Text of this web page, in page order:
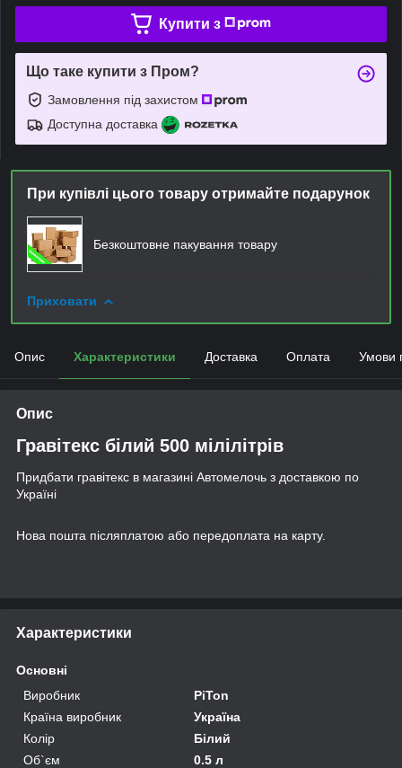
Купити з
Що таке купити з Пром?
Замовлення під захистом
Доступна доставка
При купівлі цього товару отримайте подарунок
Безкоштовне пакування товару
Приховати
Опис Характеристики Доставка Оплата Умови
Опис
Гравітекс білий 500 мілілітрів
Придбати гравітекс в магазині Автомелочь з доставкою по
Україні
Нова пошта післяплатою або передоплата на карту.
Характеристики
Основні
Виробник
PiTon
Країна виробник
Україна
Колір
Білий
Об`єм
0.5 л